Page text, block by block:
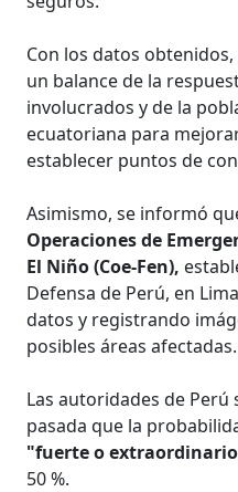
Con los datos
un balance de la
involucrados y de la
ecuatoriana para
establecer puntos de
Asimismo, se informó
Operaciones de
El Niño (Coe-Fen),
Defensa de Perú, en
datos y registrando
posibles áreas afectadas.
Las autoridades de Perú
pasada que la
"fuerte o
50 %.